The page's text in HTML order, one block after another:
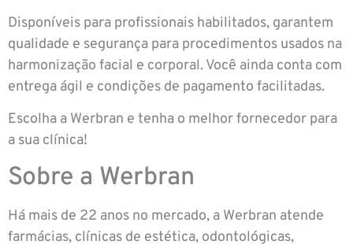
Disponíveis para profissionais habilitados, garantem
qualidade e segurança para procedimentos usados na
harmonização facial e corporal. Você ainda conta com
entrega ágil e condições de pagamento facilitadas.
Escolha a Werbran e tenha o melhor fornecedor para
a sua clínica!
Sobre a Werbran
Há mais de 22 anos no mercado, a Werbran atende
farmácias, clínicas de estética, odontológicas,